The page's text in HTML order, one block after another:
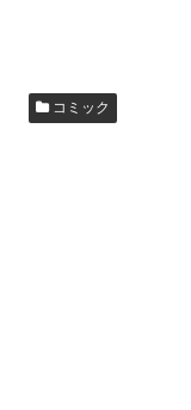
コミック